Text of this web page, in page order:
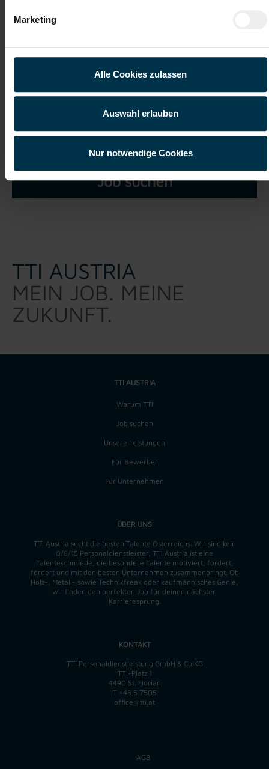
Marketing
Alle Cookies zulassen
Auswahl erlauben
Nur notwendige Cookies
und willige ein, dass meine personenbezogenen Daten im
Rahmen meiner Initiativbewerbung für die Dauer von drei
Jahren verarbeitet werden dürfen.*
Job suchen
TTI AUSTRIA
MEIN JOB. MEINE
ZUKUNFT.
TTI AUSTRIA
Warum TTI
Job suchen
Unsere Leistungen
Für Bewerber
Für Unternehmen
ÜBER UNS
TTI Austria sucht die besten Talente Österreichs. Wir sind kein
0/8/15 Personaldienstleister, TTI Austria ist eine
Talenteschmiede, die besondere Talente motiviert, fordert,
fördert und mit den besten Unternehmen zusammenbringt. Ob
Holz-, Metall- sowie Technikfreak oder kaufmännisches Genie,
wir finden den perfekten Job für deinen nächsten
Karrieresprung.
KONTAKT
TTI Personaldienstleistung GmbH & Co KG
TTI-Platz 1
4490 St. Florian
T +43 5 7505
office@tti.at
AGB